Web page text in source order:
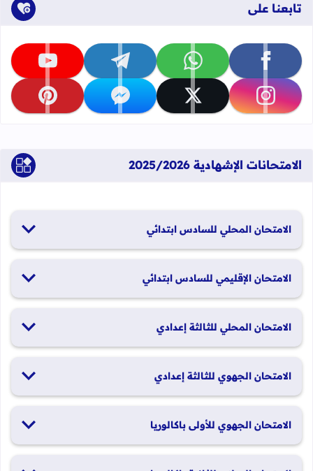
تابعنا على
تابعنا على facebook تابعنا على whatsapp تابعنا على telegram تابعنا على youtube
تابعنا على instagram تابعنا على x تابعنا على messenger تابعنا على pinterest
الامتحانات الإشهادية 2025/2026
الامتحان المحلي للسادس ابتدائي
الامتحان الإقليمي للسادس ابتدائي
الامتحان المحلي للثالثة إعدادي
الامتحان الجهوي للثالثة إعدادي
الامتحان الجهوي للأولى باكالوريا